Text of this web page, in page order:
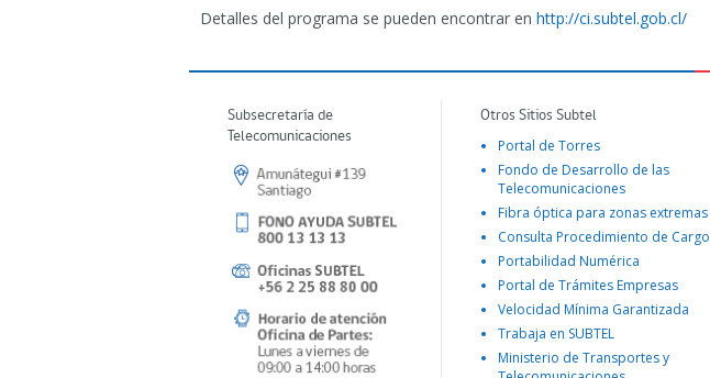
Detalles del programa se pueden encontrar en http://ci.subtel.gob.cl/
Subsecretaría de
Telecomunicaciones
Otros Sitios Subtel
Portal de Torres
Fondo de Desarrollo de las
Telecomunicaciones
Fibra óptica para zonas extremas
Consulta Procedimiento de Cargo
Portabilidad Numérica
Portal de Trámites Empresas
Velocidad Mínima Garantizada
Trabaja en SUBTEL
Ministerio de Transportes y